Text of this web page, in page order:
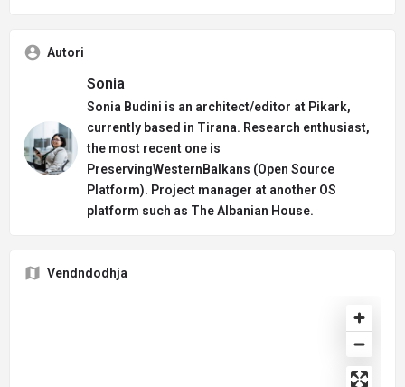
Autori
Sonia
Sonia Budini is an architect/editor at Pikark,
currently based in Tirana. Research enthusiast,
the most recent one is
PreservingWesternBalkans (Open Source
Platform). Project manager at another OS
platform such as The Albanian House.
Vendndodhja